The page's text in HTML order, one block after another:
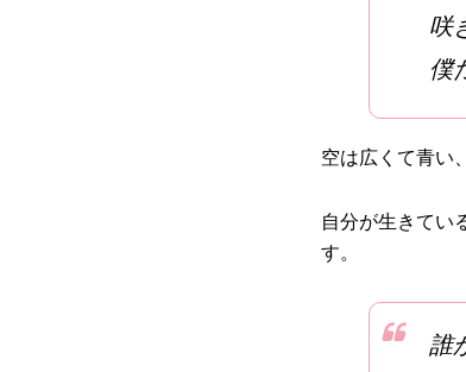
咲
僕
空は広くて青い
自分が生きてい
す。
誰